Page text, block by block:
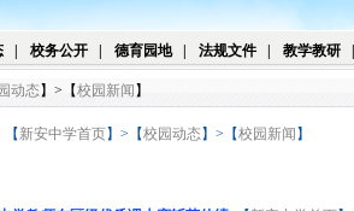
校务公开 德育园地 法规文件 教学教研
动态 】>【校园新闻 】
【 新安中学首页】>【校园动态 】>【校园新闻 】